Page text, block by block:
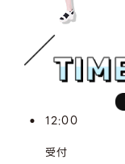
12:00
受付